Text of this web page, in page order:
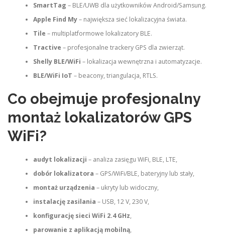
SmartTag – BLE/UWB dla użytkowników Android/Samsung.
Apple Find My– największa sieć lokalizacyjna świata.
Tile – multiplatformowe lokalizatory BLE.
Tractive – profesjonalne trackery GPS dla zwierząt.
Shelly BLE/WiFi – lokalizacja wewnętrzna i automatyzacje.
BLE/WiFi IoT – beacony, triangulacja, RTLS.
Co obejmuje profesjonalny
montaż lokalizatorów GPS
WiFi?
audyt lokalizacji – analiza zasięgu WiFi, BLE, LTE,
dobór lokalizatora – GPS/WiFi/BLE, bateryjny lub stały,
montaż urządzenia – ukryty lub widoczny,
instalację zasilania – USB, 12 V, 230 V,
konfigurację sieci WiFi 2.4 GHz,
parowanie z aplikacją mobilną,